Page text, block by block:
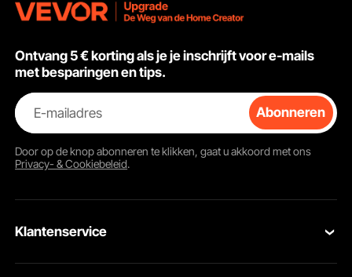
Ontvang 5 € korting als je je inschrijft voor e-mails
met besparingen en tips.
E-mailadres Abonneren
Door op de knopabonneren te klikken, gaat u akkoord met ons
Privacy- & Cookiebeleid.
Klantenservice